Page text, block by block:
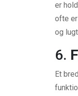
er
ofte
og
6.
Et